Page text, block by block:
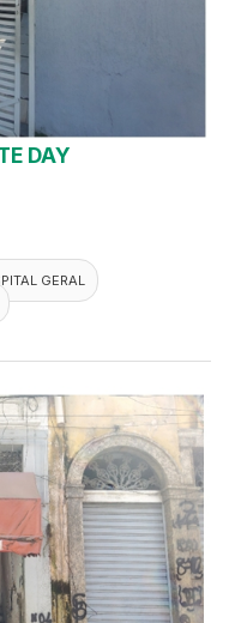
DAY
GERAL